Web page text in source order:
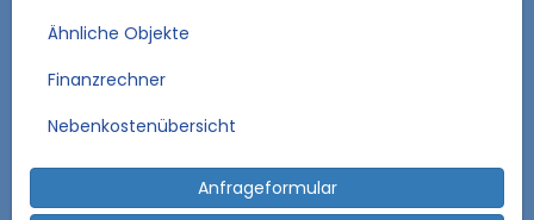
Ähnliche Objekte
Finanzrechner
Nebenkostenübersicht
Anfrageformular